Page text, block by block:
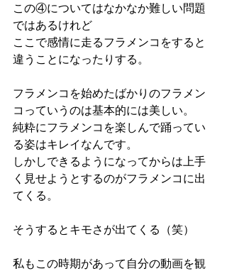
この④についてはなかなか難しい問題
ではあるけれど
ここで感情に走るフラメンコをすると
違うことになったりする。
フラメンコを始めたばかりのフラメン
コっていうのは基本的には美しい。
純粋にフラメンコを楽しんで踊ってい
る姿はキレイなんです。
しかしできるようになってからは上手
く見せようとするのがフラメンコに出
てくる。
そうするとキモさが出てくる（笑）
私もこの時期があって自分の動画を観